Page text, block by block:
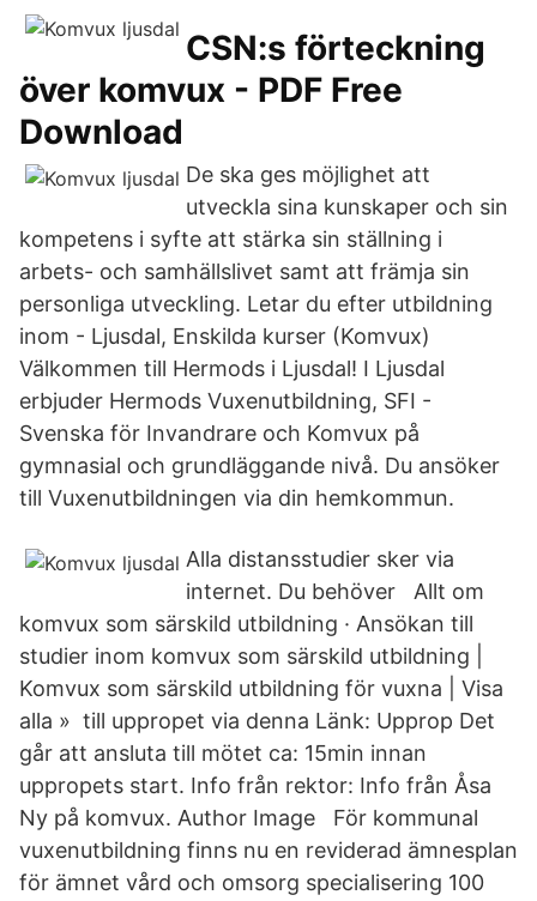
CSN:s förteckning
över komvux - PDF Free
Download
De ska ges möjlighet att
utveckla sina kunskaper och sin
kompetens i syfte att stärka sin ställning i
arbets- och samhällslivet samt att främja sin
personliga utveckling. Letar du efter utbildning
inom - Ljusdal, Enskilda kurser (Komvux)
Välkommen till Hermods i Ljusdal! I Ljusdal
erbjuder Hermods Vuxenutbildning, SFI -
Svenska för Invandrare och Komvux på
gymnasial och grundläggande nivå. Du ansöker
till Vuxenutbildningen via din hemkommun.
Alla distansstudier sker via
internet. Du behöver Allt om
komvux som särskild utbildning · Ansökan till
studier inom komvux som särskild utbildning |
Komvux som särskild utbildning för vuxna | Visa
alla » till uppropet via denna Länk: Upprop Det
går att ansluta till mötet ca: 15min innan
uppropets start. Info från rektor: Info från Åsa
Ny på komvux. Author Image För kommunal
vuxenutbildning finns nu en reviderad ämnesplan
för ämnet vård och omsorg specialisering 100